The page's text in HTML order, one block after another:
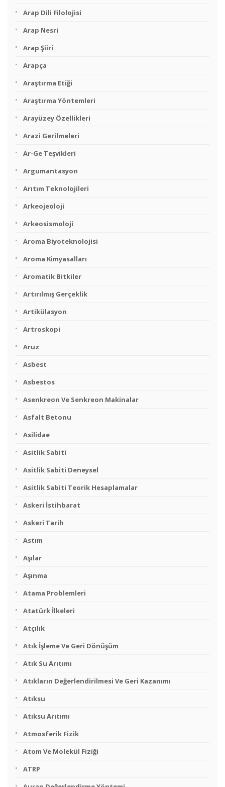
Arap Dili Filolojisi
Arap Nesri
Arap Şiiri
Arapça
Araştırma Etiği
Araştırma Yöntemleri
Arayüzey Özellikleri
Arazi Gerilmeleri
Ar-Ge Teşvikleri
Argumantasyon
Arıtım Teknolojileri
Arkeojeoloji
Arkeosismoloji
Aroma Biyoteknolojisi
Aroma Kimyasalları
Aromatik Bitkiler
Artırılmış Gerçeklik
Artikülasyon
Artroskopi
Aruz
Asbest
Asbestos
Asenkreon Ve Senkreon Makinalar
Asfalt Betonu
Asilidae
Asitlik Sabiti
Asitlik Sabiti Deneysel
Asitlik Sabiti Teorik Hesaplamalar
Askeri İstihbarat
Askeri Tarih
Astım
Aşılar
Aşınma
Atama Problemleri
Atatürk İlkeleri
Atçılık
Atık İşleme Ve Geri Dönüşüm
Atık Su Arıtımı
Atıkların Değerlendirilmesi Ve Geri Kazanımı
Atıksu
Atıksu Arıtımı
Atmosferik Fizik
Atom Ve Molekül Fiziği
ATRP